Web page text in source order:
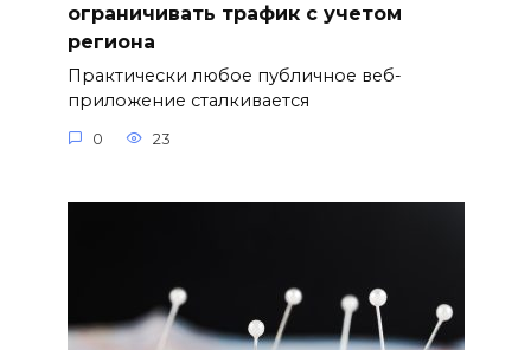
ограничивать трафик с учетом
региона
Практически любое публичное веб-
приложение сталкивается
0 23